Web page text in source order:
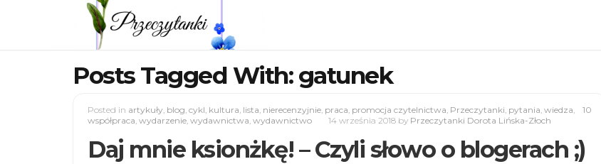
Posts Tagged With: gatunek
10
Posted in artykuły, blog, cykl, kultura, lista, nierecenzyjnie, praca, promocja czytelnictwa, Przeczytanki, pytania, wiedza,
współpraca, wydarzenie, wydawnictwa, wydawnictwo 14 września 2018 by Przeczytanki Dorota Lińska-Złoch
Daj mnie ksionżkę! – Czyli słowo o blogerach ;)